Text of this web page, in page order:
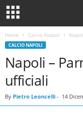
Home Calcio Napoli
CALCIO NAPOLI
Napoli –
ufficiali
By Pietro Leoncelli - 14